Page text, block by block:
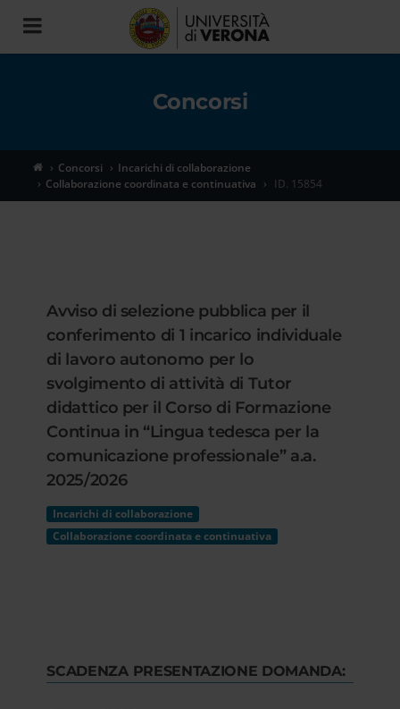
Toggle
navigation
Concorsi
Concorsi
Incarichi di collaborazione
Collaborazione coordinata e continuativa
ID. 15854
Avviso di selezione pubblica per il
conferimento di 1 incarico individuale
di lavoro autonomo per lo
svolgimento di attività di Tutor
didattico per il Corso di Formazione
Continua in “Lingua tedesca per la
comunicazione professionale” a.a.
2025/2026
Incarichi di collaborazione
Collaborazione coordinata e continuativa
SCADENZA PRESENTAZIONE DOMANDA: